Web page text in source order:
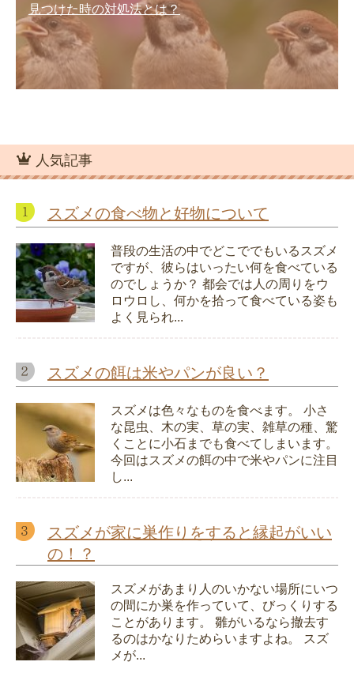
見つけた時の対処法とは？
人気記事
スズメの食べ物と好物について
普段の生活の中でどこででもいるスズメ
ですが、彼らはいったい何を食べている
のでしょうか？ 都会では人の周りをウ
ロウロし、何かを拾って食べている姿も
よく見られ...
スズメの餌は米やパンが良い？
スズメは色々なものを食べます。 小さ
な昆虫、木の実、草の実、雑草の種、驚
くことに小石までも食べてしまいます。
今回はスズメの餌の中で米やパンに注目
し...
スズメが家に巣作りをすると縁起がいい
の！？
スズメがあまり人のいかない場所にいつ
の間にか巣を作っていて、びっくりする
ことがあります。 雛がいるなら撤去す
るのはかなりためらいますよね。 スズ
メが...